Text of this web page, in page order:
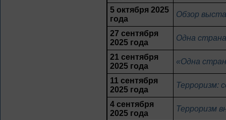
5 октября 2025
года
Обзор
27 сентября
2025 года
Одна
21 сентября
2025 года
«Одна
11 сентября
2025 года
Терроризм:
4 сентября
2025 года
Терроризм